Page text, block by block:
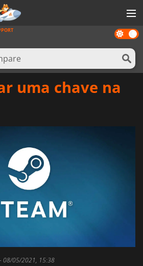
Dark
mode
uma chave na
-08/05/2021, 15:38